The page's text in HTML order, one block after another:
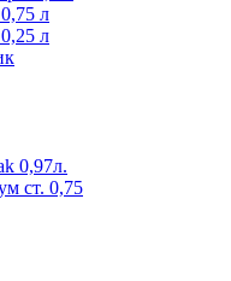
л
л
0,97л.
ст. 0,75